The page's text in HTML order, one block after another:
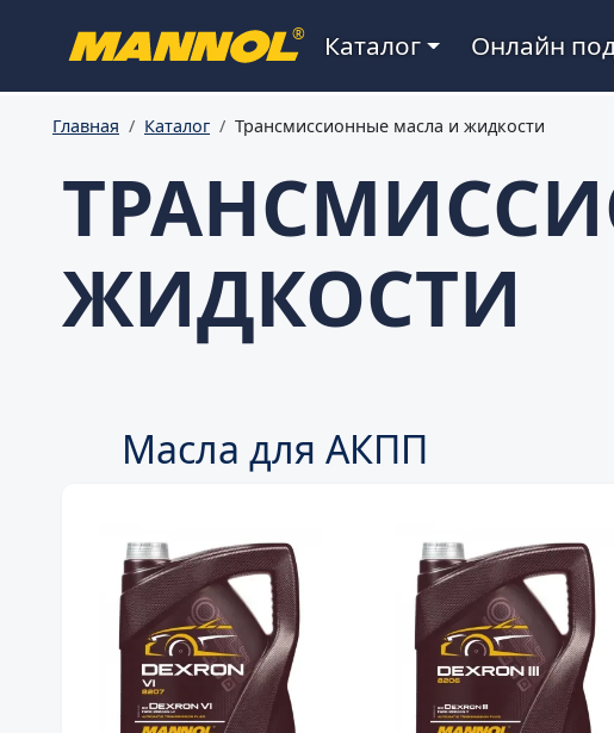
® Main navigation
Каталог Онлайн
Главная Каталог Трансмиссионные масла и жидкости
ЖИДКОСТИ
Масла для АКПП